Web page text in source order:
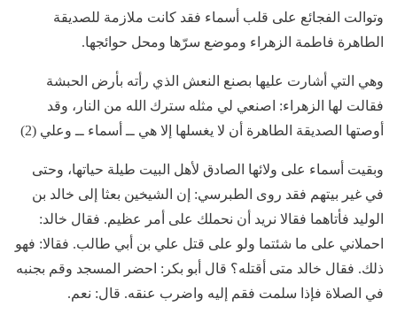
وتوالت الفجائع على قلب أسماء فقد كانت ملازمة للصديقة
الطاهرة فاطمة الزهراء وموضع سرّها ومحل حوائجها.
وهي التي أشارت عليها بصنع النعش الذي رأته بأرض الحبشة
فقالت لها الزهراء: اصنعي لي مثله سترك الله من النار، وقد
أوصتها الصديقة الطاهرة أن لا يغسلها إلا هي ــ أسماء ــ وعلي (2)
وبقيت أسماء على ولائها الصادق لأهل البيت طيلة حياتها، وحتى
في غير بيتهم فقد روى الطبرسي: إن الشيخين بعثا إلى خالد بن
الوليد فأتاهما فقالا نريد أن نحملك على أمر عظيم. فقال خالد:
احملاني على ما شئتما ولو على قتل علي بن أبي طالب. فقالا: فهو
ذلك. فقال خالد متى أقتله؟ قال أبو بكر: احضر المسجد وقم بجنبه
في الصلاة فإذا سلمت فقم إليه واضرب عنقه. قال: نعم.